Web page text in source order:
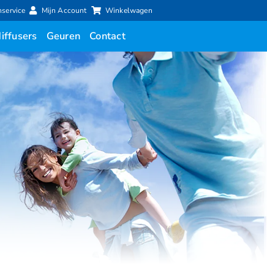
Mijn Account Winkelwagen
Geuren Contact